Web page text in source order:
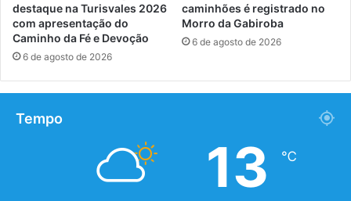
destaque na Turisvales 2026
com apresentação do
Caminho da Fé e Devoção
6 de agosto de 2026
caminhões é registrado no
Morro da Gabiroba
6 de agosto de 2026
Tempo
13 ℃